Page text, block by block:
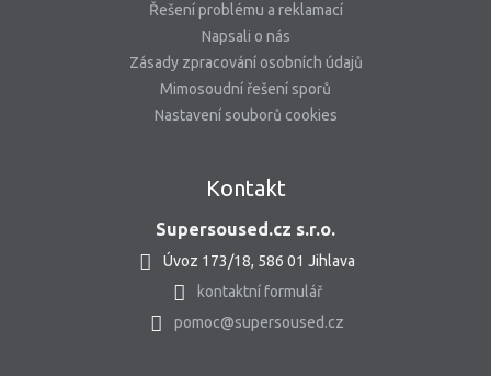
Řešení problému a reklamací
Napsali o nás
Zásady zpracování osobních údajů
Mimosoudní řešení sporů
Nastavení souborů cookies
Kontakt
Supersoused.cz s.r.o.
Úvoz 173/18, 586 01 Jihlava
kontaktní formulář
pomoc@supersoused.cz